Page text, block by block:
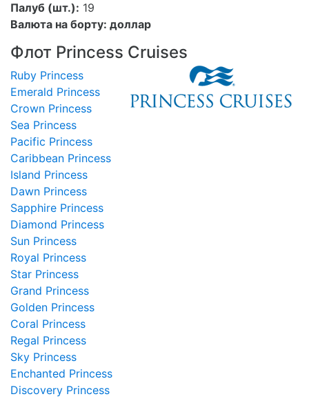
Палуб (шт.): 19
Валюта на борту: доллар
Флот Princess Cruises
Ruby Princess
Emerald Princess
Crown Princess
Sea Princess
Pacific Princess
Caribbean Princess
Island Princess
Dawn Princess
Sapphire Princess
Diamond Princess
Sun Princess
Royal Princess
Star Princess
Grand Princess
Golden Princess
Coral Princess
Regal Princess
Sky Princess
Enchanted Princess
Discovery Princess